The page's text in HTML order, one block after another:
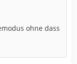
ohne dass